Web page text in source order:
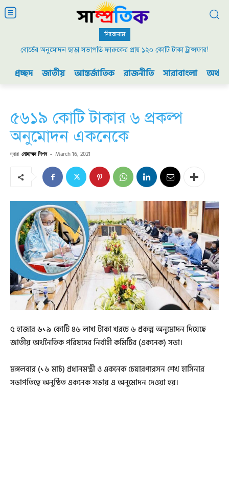
শিরোনাম
বোর্ডের অনুমোদন ছাড়া সভাপতি ফারুকের প্রায় ১২০ কোটি টাকা ট্রান্সফার!
প্রচ্ছদ জাতীয় আন্তর্জাতিক রাজনীতি সারাবাংলা
৫৬১৯ কোটি টাকার ৬ প্রকল্প
অনুমোদন একনেকে
দ্বারা মোহাম্মদ শিপন - March 16, 2021
৫ হাজার ৬১৯ কোটি ৪৬ লাখ টাকা খরচে ৬ প্রকল্প অনুমোদন দিয়েছে
জাতীয় অর্থনৈতিক পরিষদের নির্বাহী কমিটির (একনেক) সভা।
মঙ্গলবার (১৬ মার্চ) প্রধানমন্ত্রী ও একনেক চেয়ারপারসন শেখ হাসিনার
সভাপতিত্বে অনুষ্ঠিত একনেক সভায় এ অনুমোদন দেওয়া হয়।